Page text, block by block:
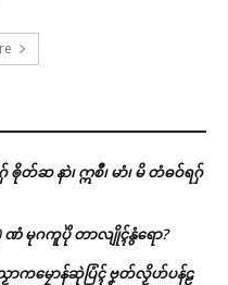
တ်ဆ နာဲ၊ ဣစဳ၊ မာံ၊ မိ တံဓဝ်ရဂှ်
ဏံ မုဂကူပိုဲ တာလျိုၚ်နွံရော?
သၟာကမၠောန်ဆုဲပြံၚ် ဗၞတ်လၟိဟ်ပန်ဠ